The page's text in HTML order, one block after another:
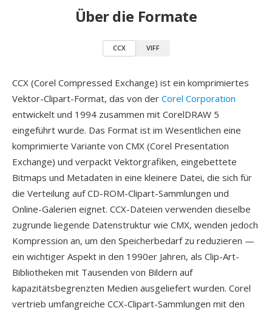
Über die Formate
CCX VIFF
CCX (Corel Compressed Exchange) ist ein komprimiertes
Vektor-Clipart-Format, das von der Corel Corporation
entwickelt und 1994 zusammen mit CorelDRAW 5
eingeführt wurde. Das Format ist im Wesentlichen eine
komprimierte Variante von CMX (Corel Presentation
Exchange) und verpackt Vektorgrafiken, eingebettete
Bitmaps und Metadaten in eine kleinere Datei, die sich für
die Verteilung auf CD-ROM-Clipart-Sammlungen und
Online-Galerien eignet. CCX-Dateien verwenden dieselbe
zugrunde liegende Datenstruktur wie CMX, wenden jedoch
Kompression an, um den Speicherbedarf zu reduzieren —
ein wichtiger Aspekt in den 1990er Jahren, als Clip-Art-
Bibliotheken mit Tausenden von Bildern auf
kapazitätsbegrenzten Medien ausgeliefert wurden. Corel
vertrieb umfangreiche CCX-Clipart-Sammlungen mit den